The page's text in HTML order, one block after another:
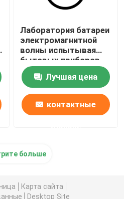
Лаборатория батареи
электромагнитной
волны испытывая
бытовых приборов
Лучшая цена
контактные
больше
Карта сайта
Desktop Site